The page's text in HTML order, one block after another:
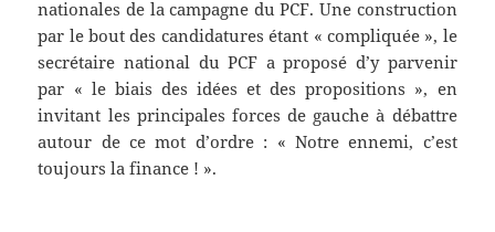
nationales de la campagne du PCF. Une construction
par le bout des candidatures étant « compliquée », le
secrétaire national du PCF a proposé d’y parvenir
par « le biais des idées et des propositions », en
invitant les principales forces de gauche à débattre
autour de ce mot d’ordre : « Notre ennemi, c’est
toujours la finance ! ».